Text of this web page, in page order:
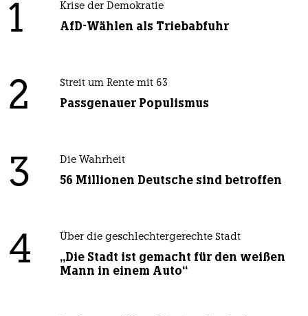
1 Krise der Demokratie
AfD-Wählen als Triebabfuhr
2 Streit um Rente mit 63
Passgenauer Populismus
3 Die Wahrheit
56 Millionen Deutsche sind betroffen
4 Über die geschlechtergerechte Stadt
„Die Stadt ist gemacht für den weißen
Mann in einem Auto“